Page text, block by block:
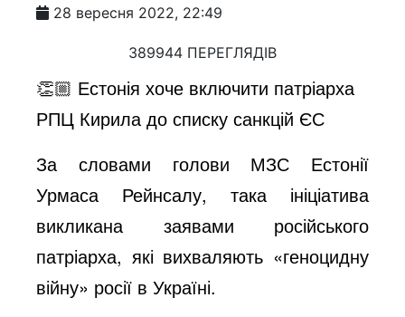
28 вересня 2022, 22:49
389944 ПЕРЕГЛЯДІВ
👏🏼 Естонія хоче включити патріарха
РПЦ Кирила до списку санкцій ЄС
За словами голови МЗС Естонії
Урмаса Рейнсалу, така ініціатива
викликана заявами російського
патріарха, які вихваляють «геноцидну
війну» росії в Україні.